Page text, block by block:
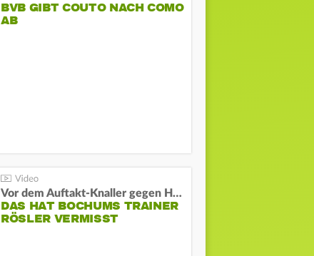
BVB GIBT COUTO NACH COMO
AB
Vor dem Auftakt-Knaller gegen Hertha:
DAS HAT BOCHUMS TRAINER
RÖSLER VERMISST